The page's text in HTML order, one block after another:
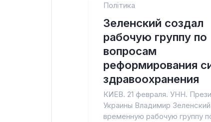
Політика
Зеленский создал
рабочую группу по
вопросам
реформирования
здравоохранения
КИЕВ. 21 февраля. УНН.
Украины Владимир
временную рабочую группу